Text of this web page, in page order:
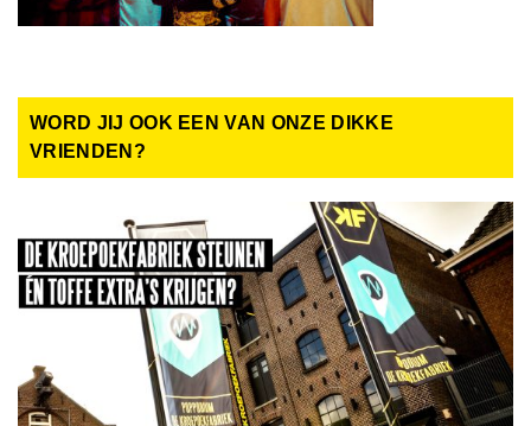
WORD JIJ OOK EEN VAN ONZE DIKKE
VRIENDEN?